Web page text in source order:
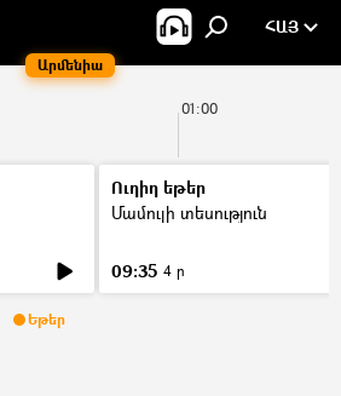
Արմենիա
ՀԱՅ
01:00
Ուղիղ եթեր
Մամուլի տեսություն
09:35 4 ր
Եթեր